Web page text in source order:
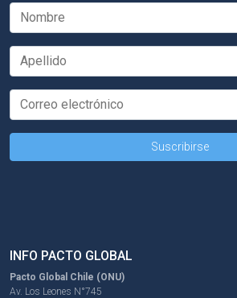
INFO PACTO GLOBAL
Pacto Global Chile (ONU)
Av. Los Leones N°745